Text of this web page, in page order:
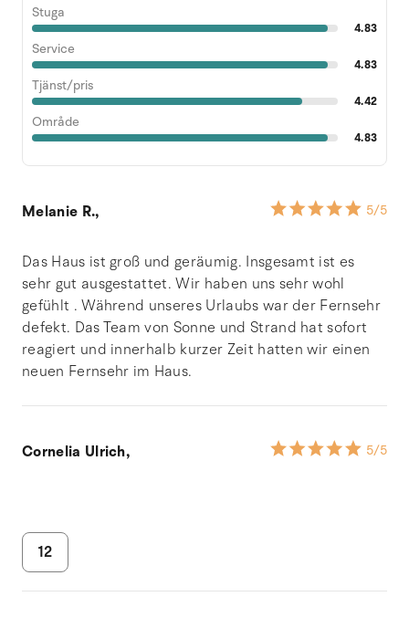
Stuga
4.83
Service
4.83
Tjänst/pris
4.42
Område
4.83
Melanie R., 5/5
Das Haus ist groß und geräumig. Insgesamt ist es
sehr gut ausgestattet. Wir haben uns sehr wohl
gefühlt . Während unseres Urlaubs war der Fernsehr
defekt. Das Team von Sonne und Strand hat sofort
reagiert und innerhalb kurzer Zeit hatten wir einen
neuen Fernsehr im Haus.
Cornelia Ulrich, 5/5
12